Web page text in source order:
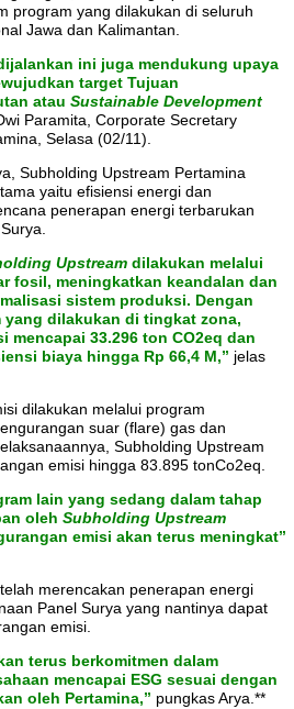
program yang dilakukan di seluruh
Jawa dan Kalimantan.
ini juga mendukung upaya
target Tujuan
atau Sustainable Development
Paramita, Corporate Secretary
Selasa (02/11).
Subholding Upstream Pertamina
yaitu efisiensi energi dan
penerapan energi terbarukan
Upstream dilakukan melalui
fosil, meningkatkan keandalan dan
sistem produksi. Dengan
yang dilakukan di tingkat zona,
33.296 ton CO2eq dan
biaya hingga Rp 66,4 M,’’ jelas
dilakukan melalui program
suar (flare) gas dan
Subholding Upstream
emisi hingga 83.895 tonCo2eq.
lain yang sedang dalam tahap
oleh Subholding Upstream
emisi akan terus meningkat’’
merencakan penerapan energi
Panel Surya yang nantinya dapat
emisi.
terus berkomitmen dalam
mencapai ESG sesuai dengan
oleh Pertamina,’’ pungkas Arya.**